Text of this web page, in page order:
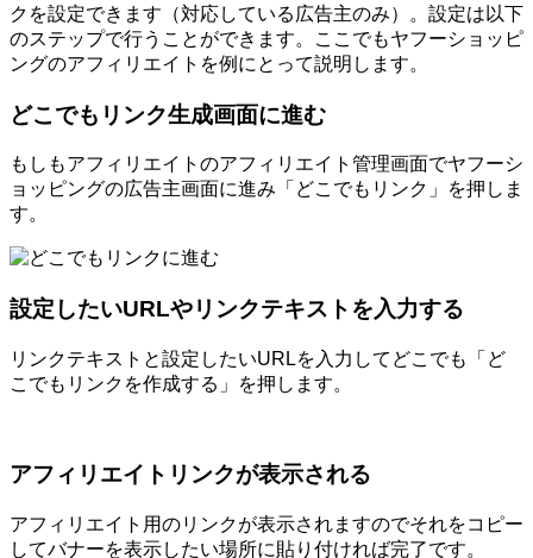
クを設定できます（対応している広告主のみ）。設定は以下
のステップで行うことができます。ここでもヤフーショッピ
ングのアフィリエイトを例にとって説明します。
どこでもリンク生成画面に進む
もしもアフィリエイトのアフィリエイト管理画面でヤフーシ
ョッピングの広告主画面に進み「どこでもリンク」を押しま
す。
設定したいURLやリンクテキストを入力する
リンクテキストと設定したいURLを入力してどこでも「ど
こでもリンクを作成する」を押します。
アフィリエイトリンクが表示される
アフィリエイト用のリンクが表示されますのでそれをコピー
してバナーを表示したい場所に貼り付ければ完了です。